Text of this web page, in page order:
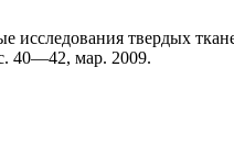
твердых
40—42, мар. 2009.